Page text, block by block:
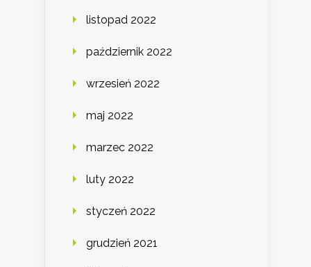
listopad 2022
październik 2022
wrzesień 2022
maj 2022
marzec 2022
luty 2022
styczeń 2022
grudzień 2021